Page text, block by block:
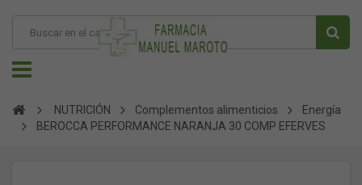
NUTRICIÓN Complementos alimenticios
Energía
BEROCCA PERFORMANCE NARANJA 30 COMP EFERVES